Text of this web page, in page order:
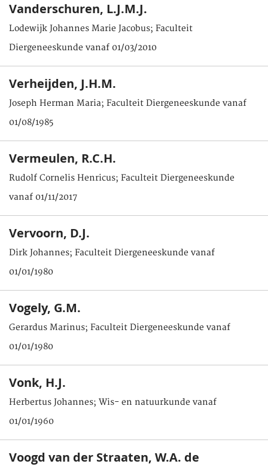
Vanderschuren, L.J.M.J.
Lodewijk Johannes Marie Jacobus; Faculteit
Diergeneeskunde vanaf 01/03/2010
Verheijden, J.H.M.
Joseph Herman Maria; Faculteit Diergeneeskunde vanaf
01/08/1985
Vermeulen, R.C.H.
Rudolf Cornelis Henricus; Faculteit Diergeneeskunde
vanaf 01/11/2017
Vervoorn, D.J.
Dirk Johannes; Faculteit Diergeneeskunde vanaf
01/01/1980
Vogely, G.M.
Gerardus Marinus; Faculteit Diergeneeskunde vanaf
01/01/1980
Vonk, H.J.
Herbertus Johannes; Wis- en natuurkunde vanaf
01/01/1960
Voogd van der Straaten, W.A. de